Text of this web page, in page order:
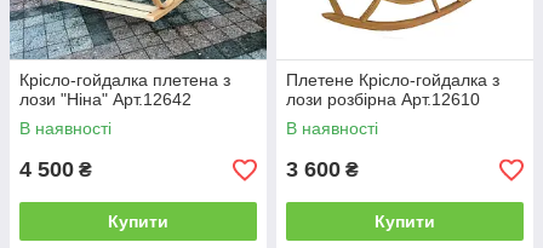
Крісло-гойдалка плетена з
лози "Ніна" Арт.12642
В наявності
4 500 ₴
Купити
Плетене Крісло-гойдалка з
лози розбірна Арт.12610
В наявності
3 600 ₴
Купити